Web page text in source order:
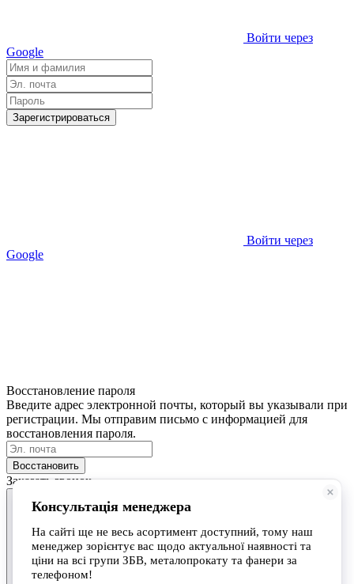
Войти через
Google
Зарегистрироваться
Войти через
Google
Восстановление пароля
Введите адрес электронной почты, который вы указывали при
регистрации. Мы отправим письмо с информацией для
восстановления пароля.
Восстановить
Заказать звонок